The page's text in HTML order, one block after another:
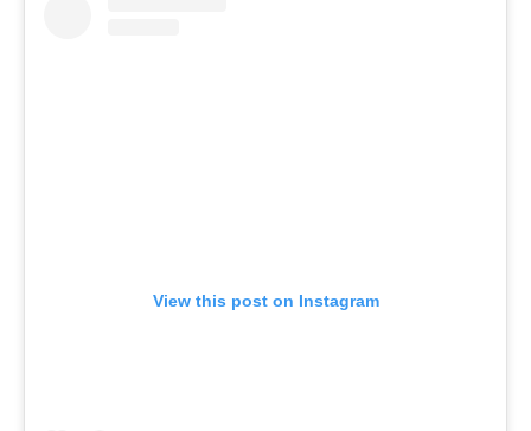
View this post on Instagram